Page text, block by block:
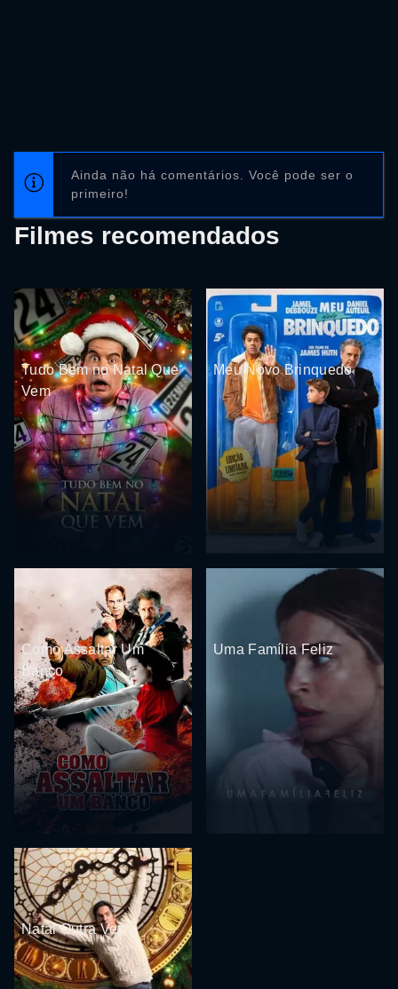
Ainda não há comentários. Você pode ser o
primeiro!
Filmes recomendados
Tudo Bem no Natal Que
Vem
Meu Novo Brinquedo
Como Assaltar Um
Banco
Uma Família Feliz
Natal Outra Vez?